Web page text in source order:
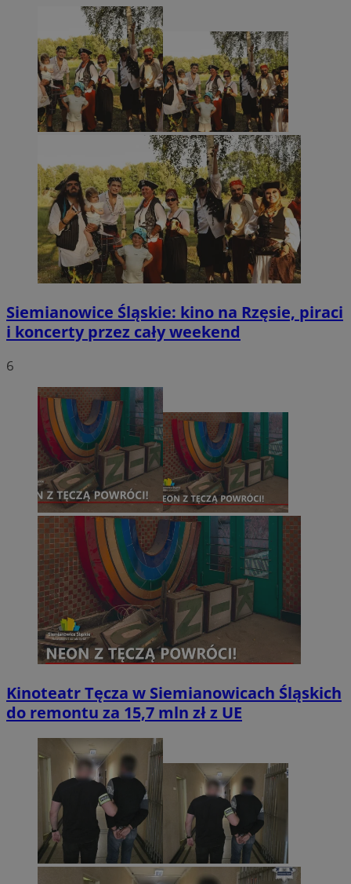
Siemianowice Śląskie: kino na Rzęsie, piraci
i koncerty przez cały weekend
6
Kinoteatr Tęcza w Siemianowicach Śląskich
do remontu za 15,7 mln zł z UE